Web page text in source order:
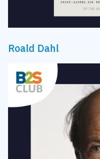
Roald Dahl